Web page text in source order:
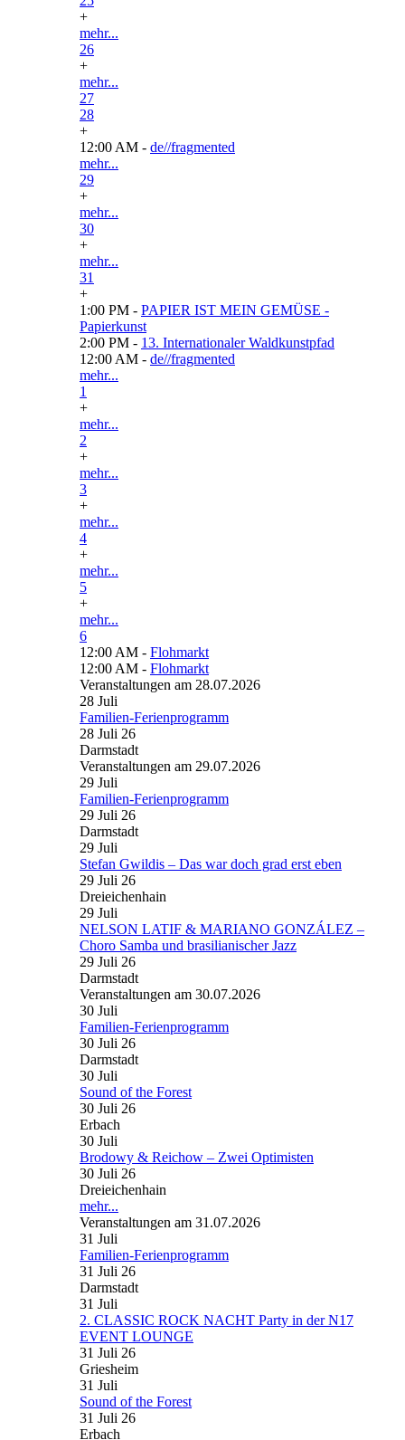
+
mehr...
26
+
mehr...
27
28
+
12:00 AM - de//fragmented
mehr...
29
+
mehr...
30
+
mehr...
31
+
1:00 PM - PAPIER IST MEIN GEMÜSE -
Papierkunst
2:00 PM - 13. Internationaler Waldkunstpfad
12:00 AM - de//fragmented
mehr...
1
+
mehr...
2
+
mehr...
3
+
mehr...
4
+
mehr...
5
+
mehr...
6
12:00 AM - Flohmarkt
12:00 AM - Flohmarkt
Veranstaltungen am 28.07.2026
28 Juli
Familien-Ferienprogramm
28 Juli 26
Darmstadt
Veranstaltungen am 29.07.2026
29 Juli
Familien-Ferienprogramm
29 Juli 26
Darmstadt
29 Juli
Stefan Gwildis – Das war doch grad erst eben
29 Juli 26
Dreieichenhain
29 Juli
NELSON LATIF & MARIANO GONZÁLEZ –
Choro Samba und brasilianischer Jazz
29 Juli 26
Darmstadt
Veranstaltungen am 30.07.2026
30 Juli
Familien-Ferienprogramm
30 Juli 26
Darmstadt
30 Juli
Sound of the Forest
30 Juli 26
Erbach
30 Juli
Brodowy & Reichow – Zwei Optimisten
30 Juli 26
Dreieichenhain
mehr...
Veranstaltungen am 31.07.2026
31 Juli
Familien-Ferienprogramm
31 Juli 26
Darmstadt
31 Juli
2. CLASSIC ROCK NACHT Party in der N17
EVENT LOUNGE
31 Juli 26
Griesheim
31 Juli
Sound of the Forest
31 Juli 26
Erbach